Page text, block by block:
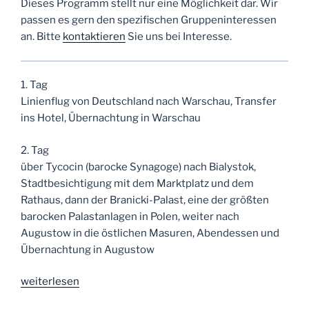
Dieses Programm stellt nur eine Möglichkeit dar. Wir
passen es gern den spezifischen Gruppeninteressen
an. Bitte kontaktieren Sie uns bei Interesse.
1. Tag
Linienflug von Deutschland nach Warschau, Transfer
ins Hotel, Übernachtung in Warschau
2. Tag
über Tycocin (barocke Synagoge) nach Bialystok,
Stadtbesichtigung mit dem Marktplatz und dem
Rathaus, dann der Branicki-Palast, eine der größten
barocken Palastanlagen in Polen, weiter nach
Augustow in die östlichen Masuren, Abendessen und
Übernachtung in Augustow
„Inspiration
weiterlesen